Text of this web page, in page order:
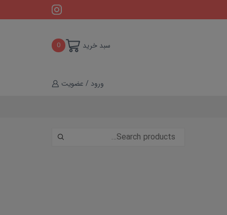
سبد خرید 0
ورود / عضویت